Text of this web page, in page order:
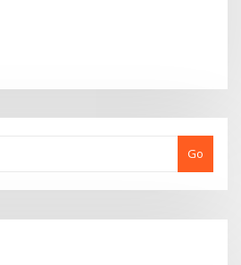
Go